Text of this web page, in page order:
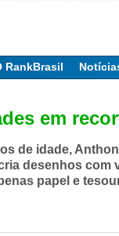
RankBrasil
em
de idade,
desenhos com
papel e